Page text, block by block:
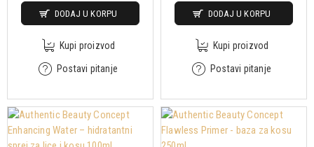
DODAJ U KORPU
Kupi proizvod
Postavi pitanje
DODAJ U KORPU
Kupi proizvod
Postavi pitanje